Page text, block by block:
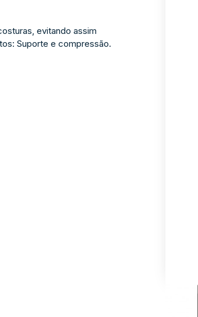
evitando assim
Suporte e compressão.